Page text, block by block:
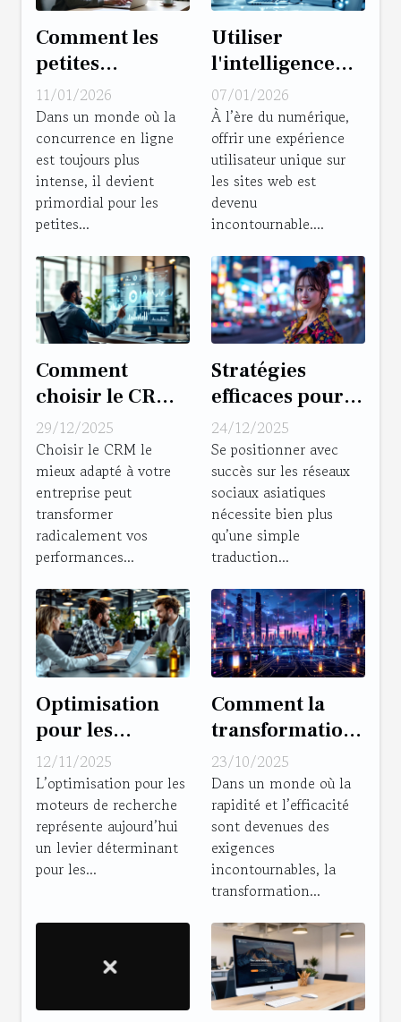
Comment les
petites
entreprises
peuvent-elles
optimiser leur
marketing
digital ?
11/01/2026
Dans un monde où la
concurrence en ligne
est toujours plus
intense, il devient
primordial pour les
petites...
Utiliser
l'intelligence
artificielle pour
personnaliser
l'expérience
utilisateur sur
les sites web
07/01/2026
À l’ère du numérique,
offrir une expérience
utilisateur unique sur
les sites web est
devenu
incontournable....
Comment
choisir le CRM
le plus adapté
pour dynamiser
vos ventes ?
29/12/2025
Choisir le CRM le
mieux adapté à votre
entreprise peut
transformer
radicalement vos
performances...
Stratégies
efficaces pour
établir votre
présence sur les
plateformes
sociales
asiatiques
24/12/2025
Se positionner avec
succès sur les réseaux
sociaux asiatiques
nécessite bien plus
qu’une simple
traduction...
Optimisation
pour les
moteurs de
recherche :
comment une
agence SEO à
Metz peut
transformer
12/11/2025
L’optimisation pour les
moteurs de recherche
représente aujourd’hui
un levier déterminant
pour les...
Comment la
transformation
numérique peut
dynamiser
votre gestion
d'entreprise ?
23/10/2025
Dans un monde où la
rapidité et l’efficacité
sont devenues des
exigences
incontournables, la
transformation...